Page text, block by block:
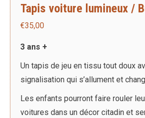
Tapis voiture lumineux /
€35,00
3 ans +
Un tapis de jeu en tissu tout doux
signalisation qui s’allument et
Les enfants pourront faire rouler
voitures dans un décor citadin et